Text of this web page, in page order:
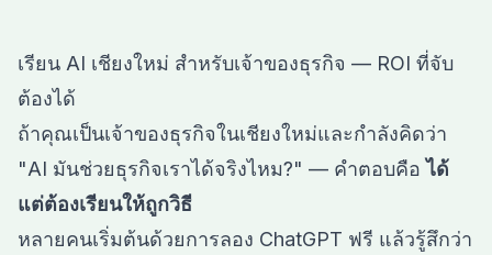
เรียน AI เชียงใหม่ สำหรับเจ้าของธุรกิจ — ROI ที่จับ
ต้องได้
ถ้าคุณเป็นเจ้าของธุรกิจในเชียงใหม่และกำลังคิดว่า
"AI มันช่วยธุรกิจเราได้จริงไหม?" — คำตอบคือได้
แต่ต้องเรียนให้ถูกวิธี
หลายคนเริ่มต้นด้วยการลอง ChatGPT ฟรี แล้วรู้สึกว่า